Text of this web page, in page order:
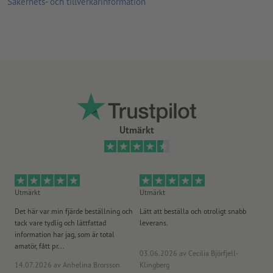
Utmärkt
Utmärkt
Det här var min fjärde beställning och
tack vare tydlig och lättfattad
information har jag, som är total
amatör, fått pr...
14.07.2026 av Anhelina Brorsson
Utmärkt
Lätt att beställa och otroligt snabb
leverans.
03.06.2026 av Cecilia Björfjell-
Klingberg